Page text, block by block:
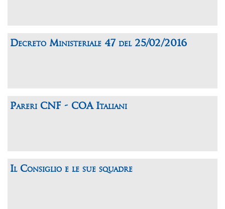
Decreto Ministeriale 47 del 25/02/2016
Pareri CNF - COA Italiani
Il Consiglio e le sue squadre